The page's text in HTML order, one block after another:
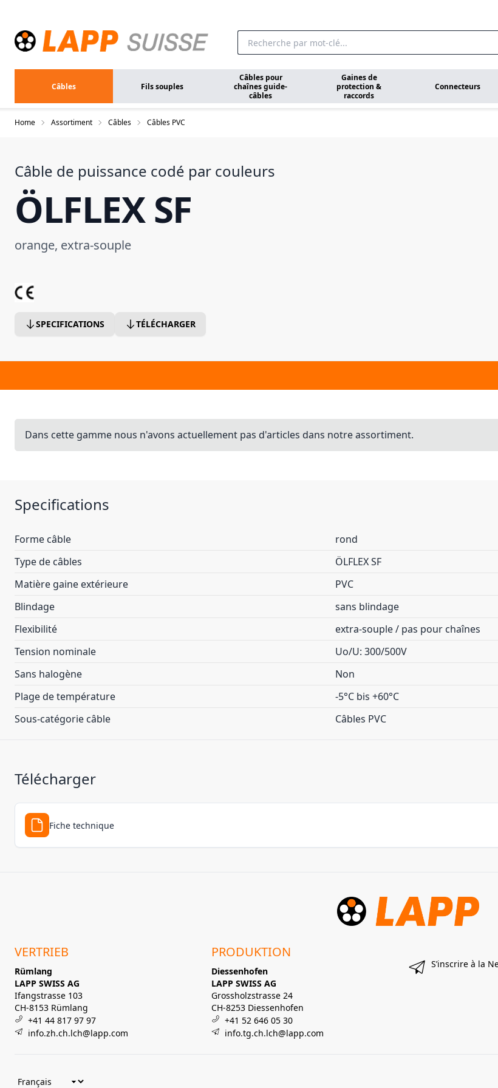
Câbles Fils souples
Câbles pour
chaînes guide-
câbles
Gaines de
protection &
raccords
Connecteurs
Home Assortiment Câbles Câbles PVC
Câble de puissance codé par couleurs
ÖLFLEX SF
orange, extra-souple
SPECIFICATIONS TÉLÉCHARGER
Dans cette gamme nous n'avons actuellement pas d'articles dans notre assortiment.
Specifications
Forme câble
rond
Type de câbles
ÖLFLEX SF
Matière gaine extérieure
PVC
Blindage
sans blindage
Flexibilité
extra-souple / pas pour chaînes
Tension nominale
Uo/U: 300/500V
Sans halogène
Non
Plage de température
-5°C bis +60°C
Sous-catégorie câble
Câbles PVC
Télécharger
Fiche technique
VERTRIEB
Rümlang
LAPP SWISS AG
Ifangstrasse 103
CH-8153 Rümlang
+41 44 817 97 97
info.zh.ch.lch@lapp.com
PRODUKTION
Diessenhofen
LAPP SWISS AG
Grossholzstrasse 24
CH-8253 Diessenhofen
+41 52 646 05 30
info.tg.ch.lch@lapp.com
S’inscrire à la